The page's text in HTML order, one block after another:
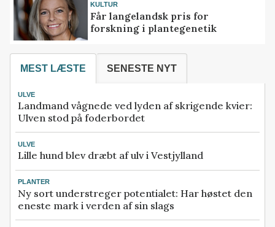
KULTUR
Får langelandsk pris for
forskning i plantegenetik
MEST LÆSTE SENESTE NYT
ULVE
Landmand vågnede ved lyden af skrigende kvier:
Ulven stod på foderbordet
ULVE
Lille hund blev dræbt af ulv i Vestjylland
PLANTER
Ny sort understreger potentialet: Har høstet den
eneste mark i verden af sin slags